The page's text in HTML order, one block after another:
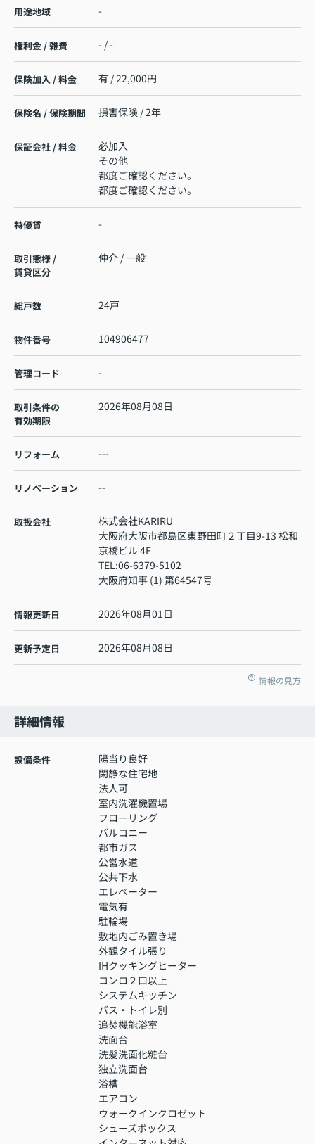
用途地域 -
権利金 / 雑費 - / -
保険加入 / 料金 有 / 22,000円
保険名 / 保険期間 損害保険 / 2年
保証会社 / 料金
必加入
その他
都度ご確認ください。
都度ご確認ください。
特優賃 -
取引態様 /
賃貸区分
仲介 / 一般
総戸数 24戸
物件番号 104906477
管理コード -
取引条件の
有効期限
2026年08月08日
リフォーム ---
リノベーション --
取扱会社
株式会社KARIRU
大阪府大阪市都島区東野田町２丁目9-13 松和
京橋ビル 4F
TEL:06-6379-5102
大阪府知事 (1) 第64547号
情報更新日 2026年08月01日
更新予定日 2026年08月08日
情報の見方
詳細情報
設備条件
陽当り良好
閑静な住宅地
法人可
室内洗濯機置場
フローリング
バルコニー
都市ガス
公営水道
公共下水
エレベーター
電気有
駐輪場
敷地内ごみ置き場
外観タイル張り
IHクッキングヒーター
コンロ２口以上
システムキッチン
バス・トイレ別
追焚機能浴室
洗面台
洗髪洗面化粧台
独立洗面台
浴槽
エアコン
ウォークインクロゼット
シューズボックス